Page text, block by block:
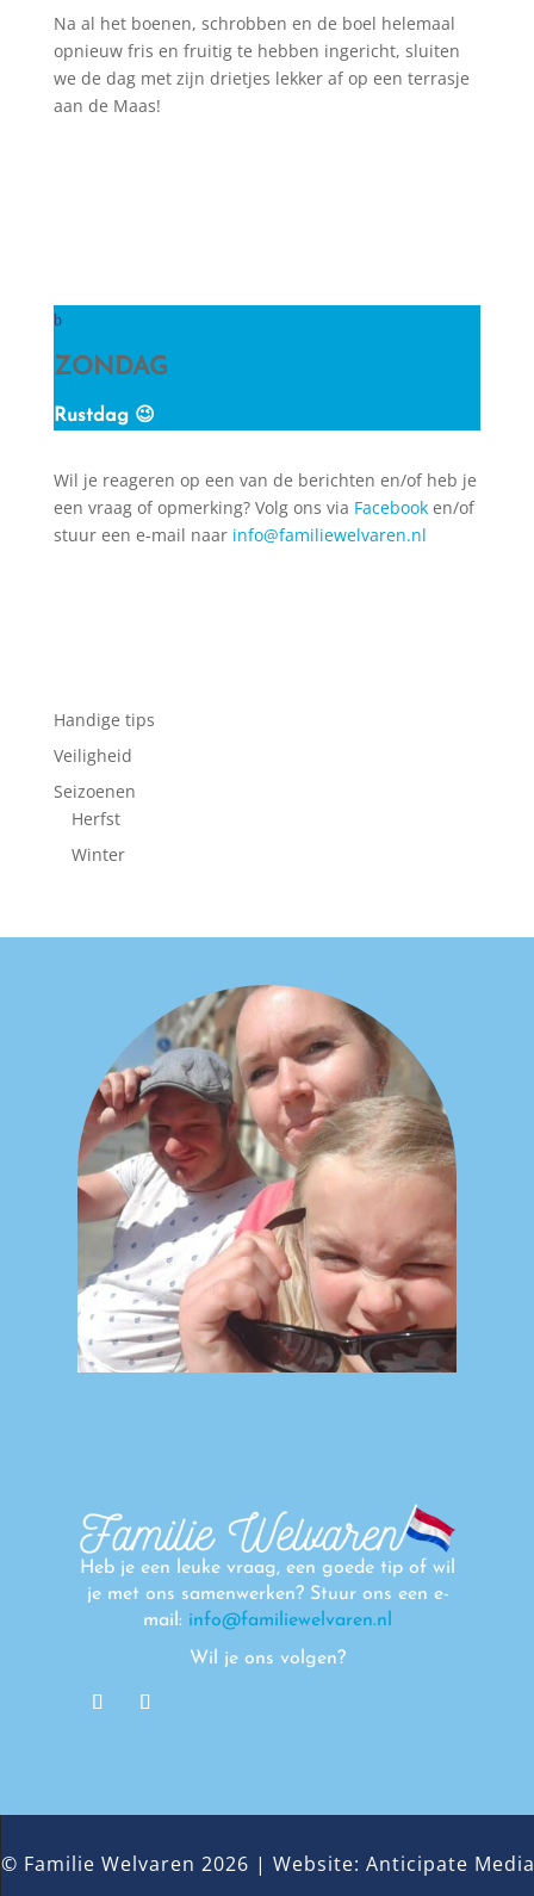
Na al het boenen, schrobben en de boel helemaal
opnieuw fris en fruitig te hebben ingericht, sluiten
we de dag met zijn drietjes lekker af op een terrasje
aan de Maas!
ZONDAG
Rustdag 😉
Wil je reageren op een van de berichten en/of heb je
een vraag of opmerking? Volg ons via Facebooken/of
stuur een e-mail naar info@familiewelvaren.nl
Handige tips
Veiligheid
Seizoenen
Herfst
Winter
Heb je een leuke vraag, een goede tip of wil
je met ons samenwerken? Stuur ons een e-
mail: info@familiewelvaren.nl
Wil je ons volgen?
© Familie Welvaren 2026 | Website: Anticipate Media